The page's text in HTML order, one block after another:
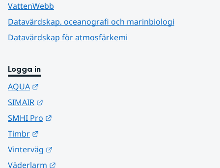
VattenWebb
Datavärdskap, oceanografi och marinbiologi
Datavärdskap för atmosfärkemi
Logga in
AQUA
SIMAIR
SMHI Pro
Timbr
Vinterväg
Väderlarm